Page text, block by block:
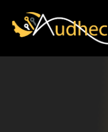
principal